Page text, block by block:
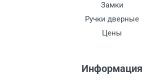
Замки
Ручки дверные
Цены
Информация